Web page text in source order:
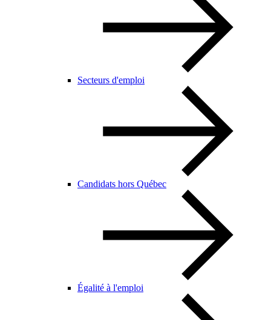
Secteurs d'emploi
Candidats hors Québec
Égalité à l'emploi